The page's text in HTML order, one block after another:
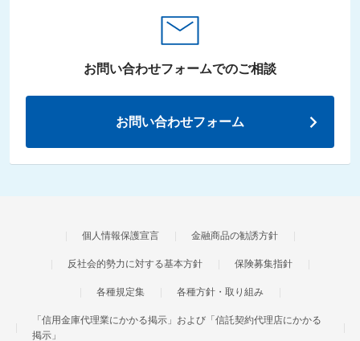
お問い合わせフォームでのご相談
お問い合わせフォーム
個人情報保護宣言 金融商品の勧誘方針
反社会的勢力に対する基本方針 保険募集指針
各種規定集 各種方針・取り組み
「信用金庫代理業にかかる掲示」および「信託契約代理店にかかる
掲示」